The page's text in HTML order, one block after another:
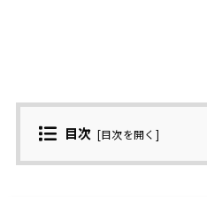
目次 [目次を開く ]